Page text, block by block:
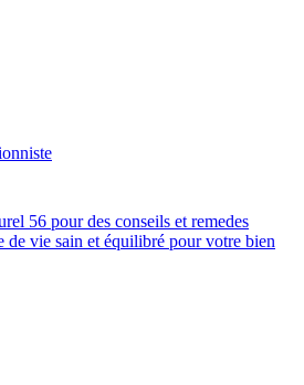
56 pour des conseils et remedes
de vie sain et équilibré pour votre bien